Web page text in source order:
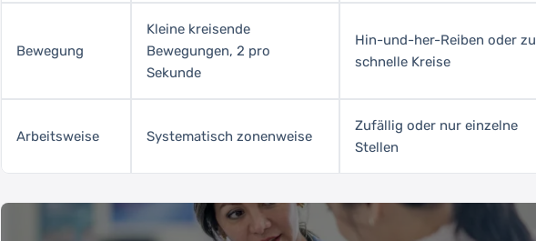
Bewegung
Kleine kreisende
Bewegungen, 2 pro
Sekunde
Hin-und-her-Reiben oder zu
schnelle Kreise
Arbeitsweise Systematisch zonenweise
Zufällig oder nur einzelne
Stellen